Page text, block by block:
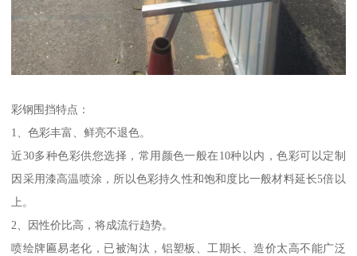
彩钢围挡特点：
1、色彩丰富、鲜亮不退色。
近30多种色彩供您选择，常用颜色一般在10种以内，色彩可以定制
因采用漆高温喷涂，所以色彩持久性和饱和度比一般材料延长5倍以
上。
2、因性价比高，将成流行趋势。
喷绘牌匾易老化，已被淘汰，铝塑板、工期长、造价太高不能广泛